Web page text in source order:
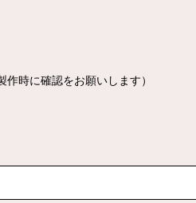
時に確認をお願いします）